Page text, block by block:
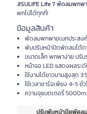
JISULIFE Life 7 พัดลมพก
พกไปได้ทุกที่!
ข้อมูลสินค้า
พัดลมพกพาอเนกประสง
พับปรับหน้าปัดพัดลมได้ต
ขนาดเล็ก พกพาง่าย ปรับ
หน้าจอ LED แสดงผลระ
ใช้งานได้ยาวนานสูงสุด
ใช้เวลาชาร์จเพียง 4-5
ความจุแบตเตอรี่